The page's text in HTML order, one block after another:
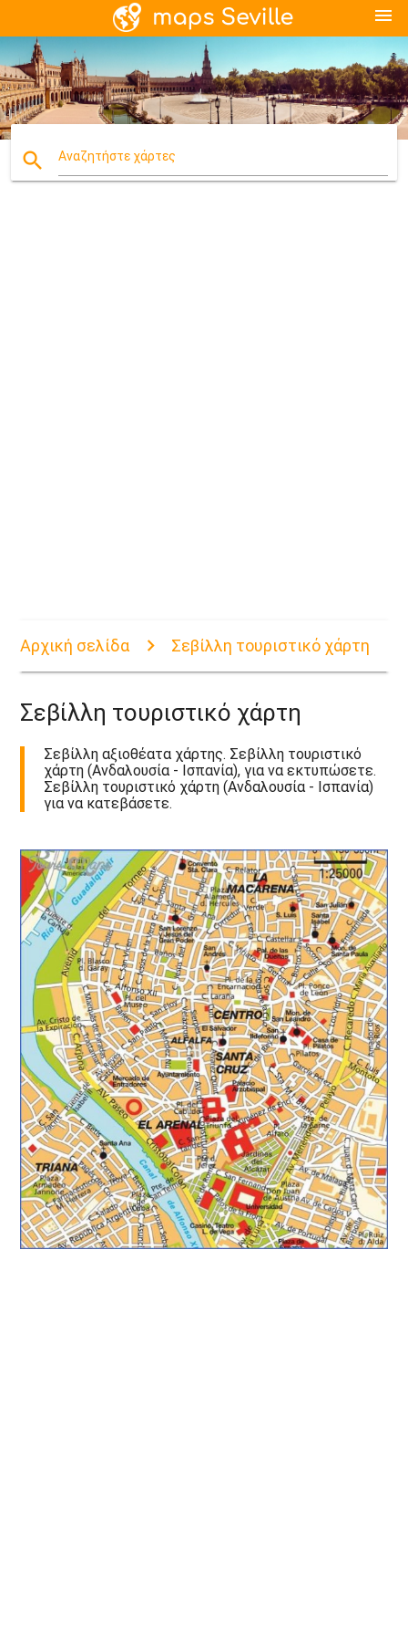
menu
search Αναζητήστε χάρτες
Αρχική σελίδα Σεβίλλη τουριστικό χάρτη
Σεβίλλη τουριστικό χάρτη
Σεβίλλη αξιοθέατα χάρτης. Σεβίλλη τουριστικό
χάρτη (Ανδαλουσία - Ισπανία), για να εκτυπώσετε.
Σεβίλλη τουριστικό χάρτη (Ανδαλουσία - Ισπανία)
για να κατεβάσετε.